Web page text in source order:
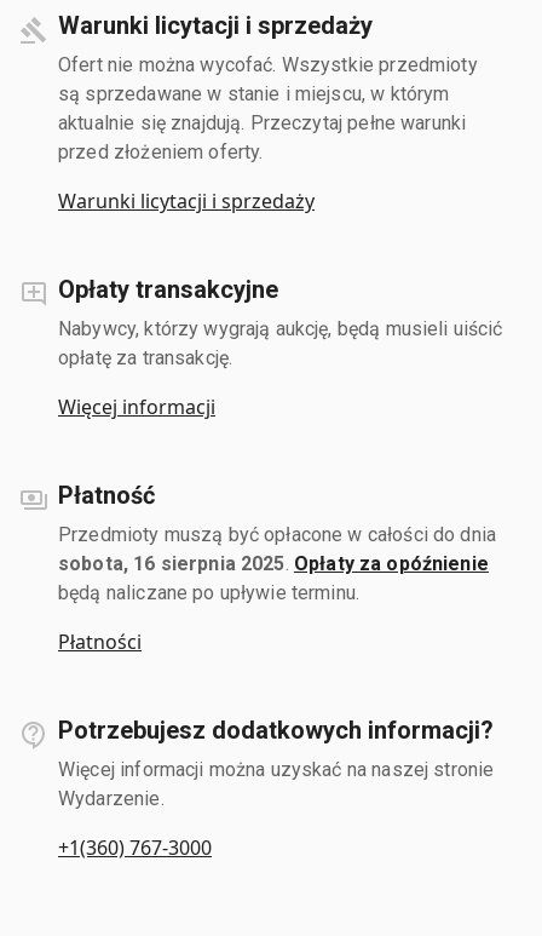
Warunki licytacji i sprzedaży
Ofert nie można wycofać. Wszystkie przedmioty
są sprzedawane w stanie i miejscu, w którym
aktualnie się znajdują. Przeczytaj pełne warunki
przed złożeniem oferty.
Warunki licytacji i sprzedaży
Opłaty transakcyjne
Nabywcy, którzy wygrają aukcję, będą musieli uiścić
opłatę za transakcję.
Więcej informacji
Płatność
Przedmioty muszą być opłacone w całości do dnia
sobota, 16 sierpnia 2025 Opłaty za opóźnienie
będą naliczane po upływie terminu.
Płatności
Potrzebujesz dodatkowych informacji?
Więcej informacji można uzyskać na naszej stronie
Wydarzenie.
+1(360) 767-3000